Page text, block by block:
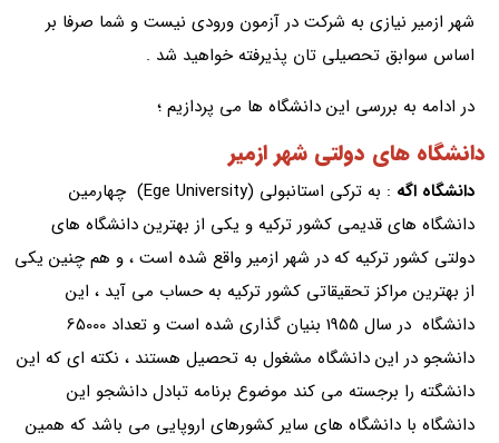
شهر ازمیر نیازی به شرکت در آزمون ورودی نیست و شما صرفا بر
اساس سوابق تحصیلی تان پذیرفته خواهید شد .
در ادامه به بررسی این دانشگاه ها می پردازیم ؛
دانشگاه های دولتی شهر ازمیر
دانشگاه اگه : به ترکی استانبولی (Ege University) چهارمین
دانشگاه های قدیمی کشور ترکیه و یکی از بهترین دانشگاه های
دولتی کشور ترکیه که در شهر ازمیر واقع شده است ، و هم چنین یکی
از بهترین مراکز تحقیقاتی کشور ترکیه به حساب می آید ، این
دانشگاه در سال 1955 بنیان گذاری شده است و تعداد 65000
دانشجو در این دانشگاه مشغول به تحصیل هستند ، نکته ای که این
دانشگته را برجسته می کند موضوع برنامه تبادل دانشجو این
دانشگاه با دانشگاه های سایر کشورهای اروپایی می باشد که همین